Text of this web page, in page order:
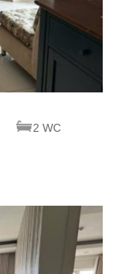
2 WC